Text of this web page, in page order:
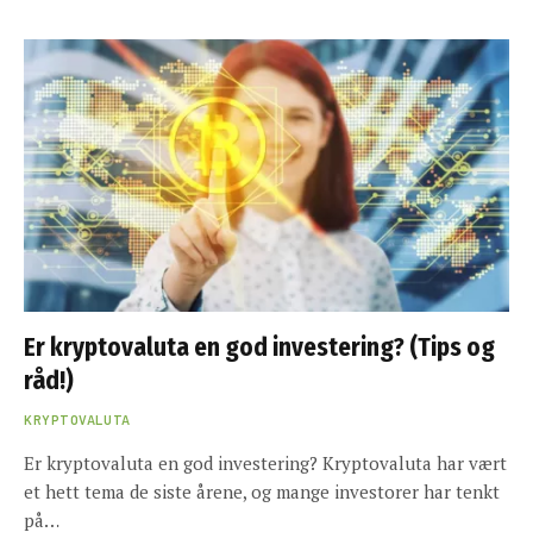
Er kryptovaluta en god investering? (Tips og
råd!)
KRYPTOVALUTA
Er kryptovaluta en god investering? Kryptovaluta har vært
et hett tema de siste årene, og mange investorer har tenkt
på…